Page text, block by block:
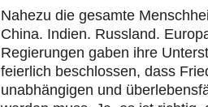
Nahezu die gesamte
China. Indien. Russland.
Regierungen gaben ihre
feierlich beschlossen, dass
unabhängigen und